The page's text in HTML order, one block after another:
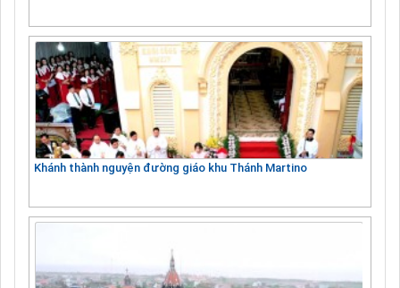
Khánh thành nguyện đường giáo khu Thánh Martino